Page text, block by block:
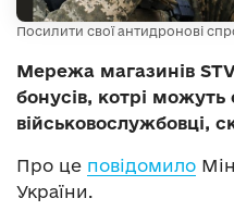
Посилити свої антидронові
Мережа магазинів
бонусів, котрі можуть
військовослужбовці,
Про це повідомило
України.